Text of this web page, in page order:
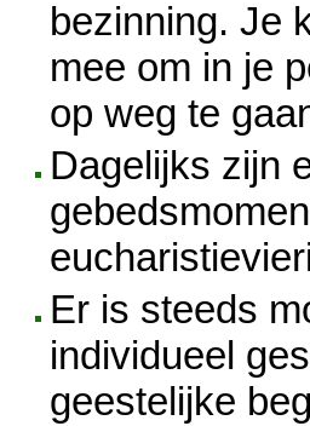
bezinning. Je
mee om in je
op weg te
Dagelijks zijn
Er is steeds
individueel
geestelijke